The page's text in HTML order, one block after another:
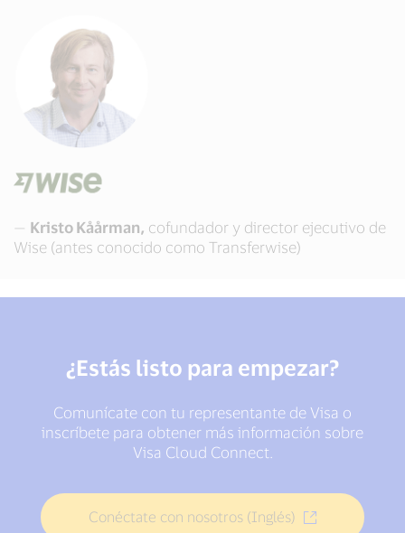
Kristo Kåårman, cofundador y director ejecutivo de
Wise (antes conocido como Transferwise)
¿Estás listo para empezar?
Comunícate con tu representante de Visa o
inscríbete para obtener más información sobre
Visa Cloud Connect.
Conéctate con nosotros (Inglés)